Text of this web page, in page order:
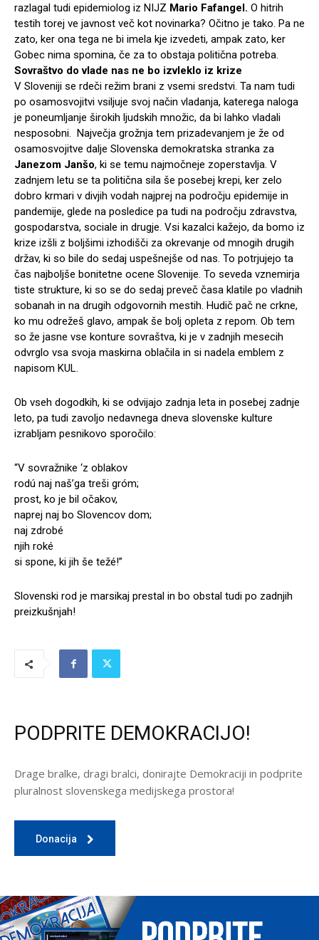
razlagal tudi epidemiolog iz NIJZ Mario Fafangel. O hitrih
testih torej ve javnost več kot novinarka? Očitno je tako. Pa ne
zato, ker ona tega ne bi imela kje izvedeti, ampak zato, ker
Gobec nima spomina, če za to obstaja politična potreba.
Sovraštvo do vlade nas ne bo izvleklo iz krize
V Sloveniji se rdeči režim brani z vsemi sredstvi. Ta nam tudi
po osamosvojitvi vsiljuje svoj način vladanja, katerega naloga
je poneumljanje širokih ljudskih množic, da bi lahko vladali
nesposobni. Največja grožnja tem prizadevanjem je že od
osamosvojitve dalje Slovenska demokratska stranka za
Janezom Janšo, ki se temu najmočneje zoperstavlja. V
zadnjem letu se ta politična sila še posebej krepi, ker zelo
dobro krmari v divjih vodah najprej na področju epidemije in
pandemije, glede na posledice pa tudi na področju zdravstva,
gospodarstva, sociale in drugje. Vsi kazalci kažejo, da bomo iz
krize izšli z boljšimi izhodišči za okrevanje od mnogih drugih
držav, ki so bile do sedaj uspešnejše od nas. To potrjujejo ta
čas najboljše bonitetne ocene Slovenije. To seveda vznemirja
tiste strukture, ki so se do sedaj preveč časa klatile po vladnih
sobanah in na drugih odgovornih mestih. Hudič pač ne crkne,
ko mu odrežeš glavo, ampak še bolj opleta z repom. Ob tem
so že jasne vse konture sovraštva, ki je v zadnjih mesecih
odvrglo vsa svoja maskirna oblačila in si nadela emblem z
napisom KUL.
Ob vseh dogodkih, ki se odvijajo zadnja leta in posebej zadnje
leto, pa tudi zavoljo nedavnega dneva slovenske kulture
izrabljam pesnikovo sporočilo:
“V sovražnike ‘z oblakov
rodú naj naš’ga treši gróm;
prost, ko je bil očakov,
naprej naj bo Slovencov dom;
naj zdrobé
njih roké
si spone, ki jih še težé!”
Slovenski rod je marsikaj prestal in bo obstal tudi po zadnjih
preizkušnjah!
PODPRITE DEMOKRACIJO!
Drage bralke, dragi bralci, donirajte Demokraciji in podprite
pluralnost slovenskega medijskega prostora!
Donacija